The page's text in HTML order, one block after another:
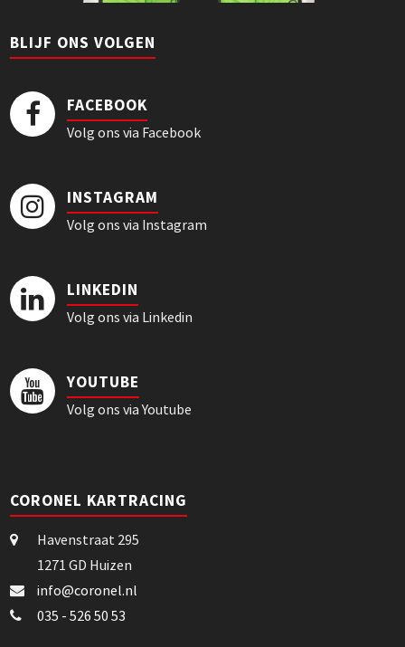
BLIJF ONS VOLGEN
FACEBOOK
Volg ons via Facebook
INSTAGRAM
Volg ons via Instagram
LINKEDIN
Volg ons via Linkedin
YOUTUBE
Volg ons via Youtube
CORONEL KARTRACING
Havenstraat 295
1271 GD Huizen
info@coronel.nl
035 - 526 50 53